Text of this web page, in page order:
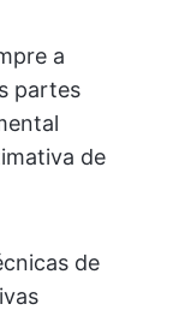
a
partes
de
de